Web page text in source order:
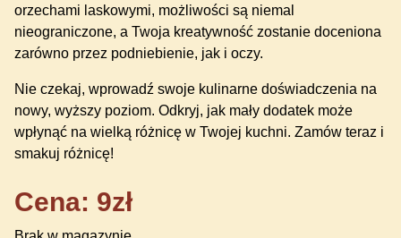
orzechami laskowymi, możliwości są niemal
nieograniczone, a Twoja kreatywność zostanie doceniona
zarówno przez podniebienie, jak i oczy.
Nie czekaj, wprowadź swoje kulinarne doświadczenia na
nowy, wyższy poziom. Odkryj, jak mały dodatek może
wpłynąć na wielką różnicę w Twojej kuchni. Zamów teraz i
smakuj różnicę!
Cena: 9zł